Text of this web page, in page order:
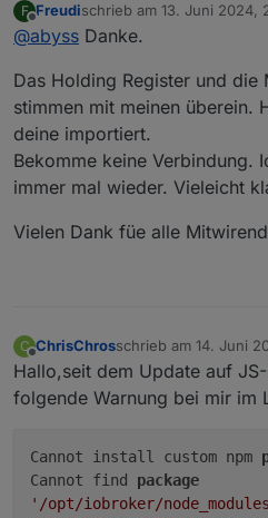
Hi,
anbei mein "TSV-Auszug"
41001
41002
41003
41004
41005
41006
41008
41010
41011
41014
41015
41016
41019	AAC-
41020	AAC-
41021	AAC-
Hier noch der Screenshot
Einstellungen:
Hoffe das hilft dir weiter.
F
Offline
Freudischrieb am 13. Juni 2024,
zuletzt editiert von
@abyss Danke.
Das Holding Register und die
stimmen mit meinen überein.
deine importiert.
Bekomme keine Verbindung.
immer mal wieder. Vieleicht
Vielen Dank füe alle
C
Offline
ChrisChrosschrieb am 14. Juni
zuletzt editiert von
Hallo,seit dem Update auf
folgende Warnung bei mir im
Cannot install custom npm
Cannot find package
'/opt/iobroker/